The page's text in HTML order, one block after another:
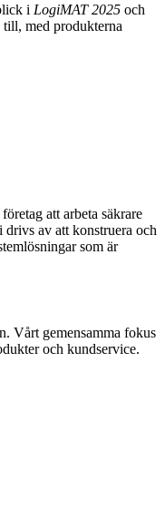
i LogiMAT 2025 och
med produkterna
att arbeta säkrare
av att konstruera och
som är
Vårt gemensamma fokus
och kundservice.